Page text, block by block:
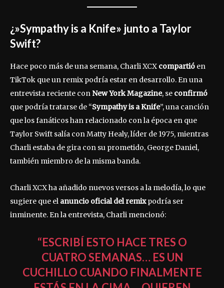
¿»Sympathy is a Knife» junto a Taylor
Swift?
Hace poco más de una semana, Charli XCX compartió en
TikTok que un remix podría estar en desarrollo. En una
entrevista reciente con New York Magazine, se confirmó
que podría tratarse de “Sympathy is a Knife”, una canción
que los fanáticos han relacionado con la época en que
Taylor Swift salía con Matty Healy, líder de 1975, mientras
Charli estaba de gira con su prometido, George Daniel,
también miembro de la misma banda.
Charli XCX ha añadido nuevos versos a la melodía, lo que
sugiere que el anuncio oficial del remixpodría ser
inminente. En la entrevista, Charli mencionó:
“ESCRIBÍ ESTO HACE TRES O
CUATRO SEMANAS… ES UN
CUCHILLO CUANDO FINALMENTE